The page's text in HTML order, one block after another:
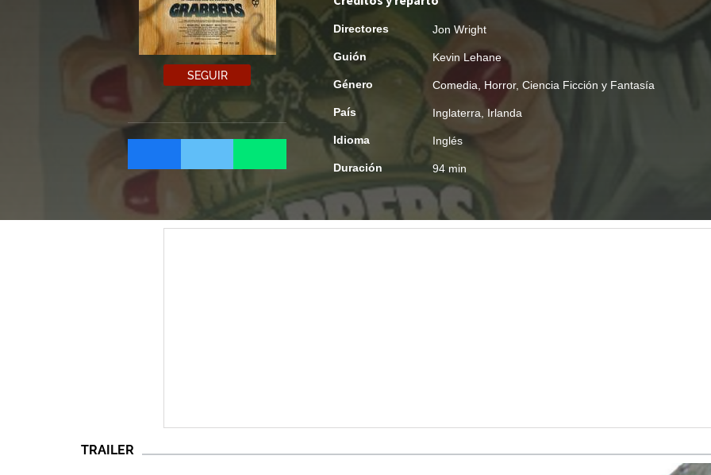
SEGUIR
Directores Jon Wright
Guión Kevin Lehane
Género Comedia Horror, Ciencia Ficción y Fantasía
País Inglaterra, Irlanda
Idioma Inglés
Duración 94 min
TRAILER